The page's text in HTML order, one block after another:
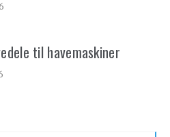
til havemaskiner